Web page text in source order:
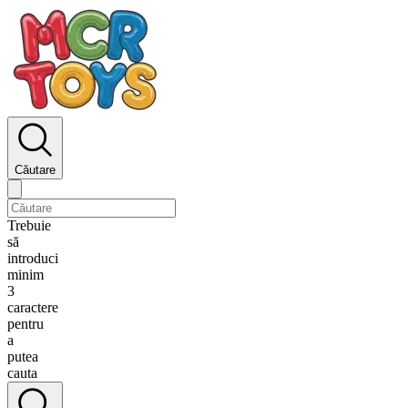
Căutare
Trebuie
să
introduci
minim
3
caractere
pentru
a
putea
cauta